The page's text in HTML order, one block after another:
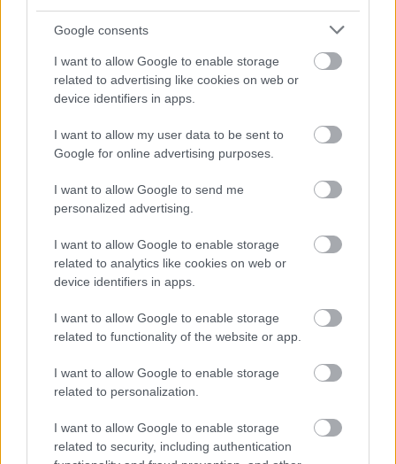
Google consents
I want to allow Google to enable storage
related to advertising like cookies on web or
device identifiers in apps.
I want to allow my user data to be sent to
Google for online advertising purposes.
I want to allow Google to send me
personalized advertising.
I want to allow Google to enable storage
related to analytics like cookies on web or
device identifiers in apps.
I want to allow Google to enable storage
related to functionality of the website or app.
I want to allow Google to enable storage
related to personalization.
I want to allow Google to enable storage
related to security, including authentication
Tanulságos!!
Vitéz László
13 éve
@De hol van Columbo felesége?: lebecsülöd...
a dakota zseni agyában fél perc alatt lefutott ezer
szakértő millió hatástanulmánya és kidobta a
legoptimálisabb megoldást...
ne becsüld alá a szent2/3 istenét...
a szív fészkei
13 éve
Jobbik foga fehérje: [..]" Ha jobban belegondolok,
rokonsága bevackoljon a szabadtéri szervezetébe.
Volt képviselő, aki az unokaöccsét kommendálta